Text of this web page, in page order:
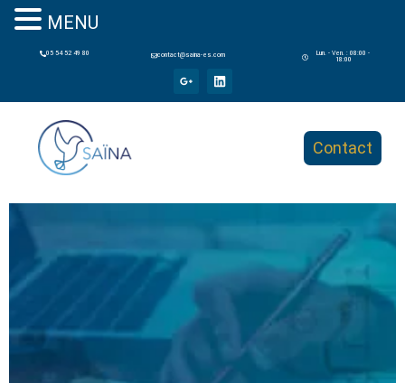
05 54 52 49 80 contact@saina-es.com
Lun. - Ven. : 08:00 -
18:00
Contact
MENU